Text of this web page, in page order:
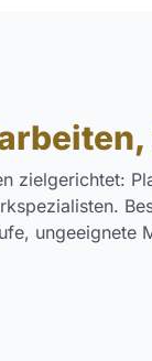
zielgerichtet:
ungeeignete